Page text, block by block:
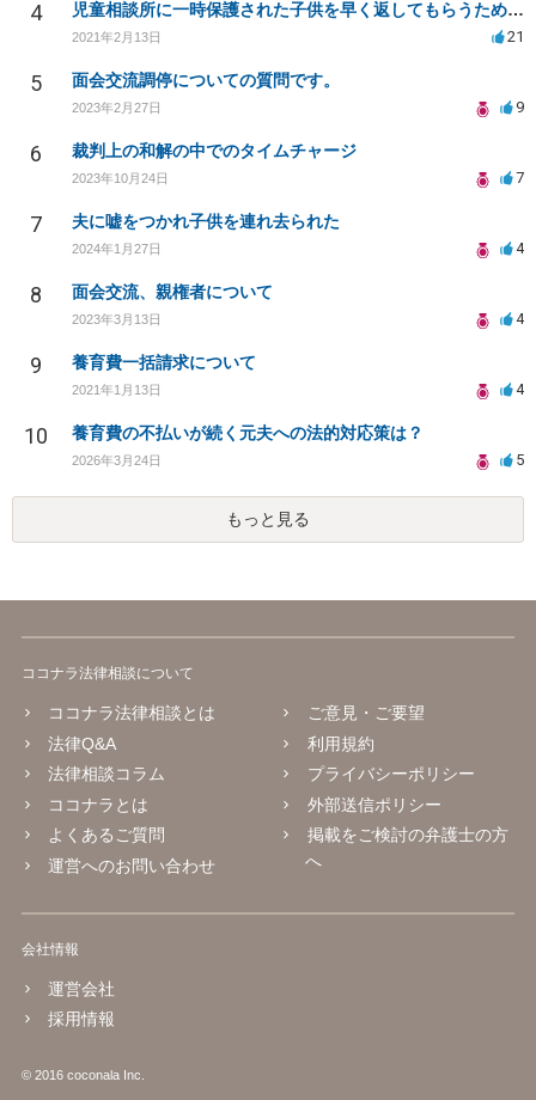
4 児童相談所に一時保護された子供を早く返してもらうために何をしたら良いでしょうか？
2021年2月13日 21
5 面会交流調停についての質問です。
2023年2月27日 9
6 裁判上の和解の中でのタイムチャージ
2023年10月24日 7
7 夫に嘘をつかれ子供を連れ去られた
2024年1月27日 4
8 面会交流、親権者について
2023年3月13日 4
9 養育費一括請求について
2021年1月13日 4
10 養育費の不払いが続く元夫への法的対応策は？
2026年3月24日 5
もっと見る
ココナラ法律相談について
ココナラ法律相談とは
法律Q&A
法律相談コラム
ココナラとは
よくあるご質問
運営へのお問い合わせ
ご意見・ご要望
利用規約
プライバシーポリシー
外部送信ポリシー
掲載をご検討の弁護士の方
へ
会社情報
運営会社
採用情報
© 2016 coconala Inc.